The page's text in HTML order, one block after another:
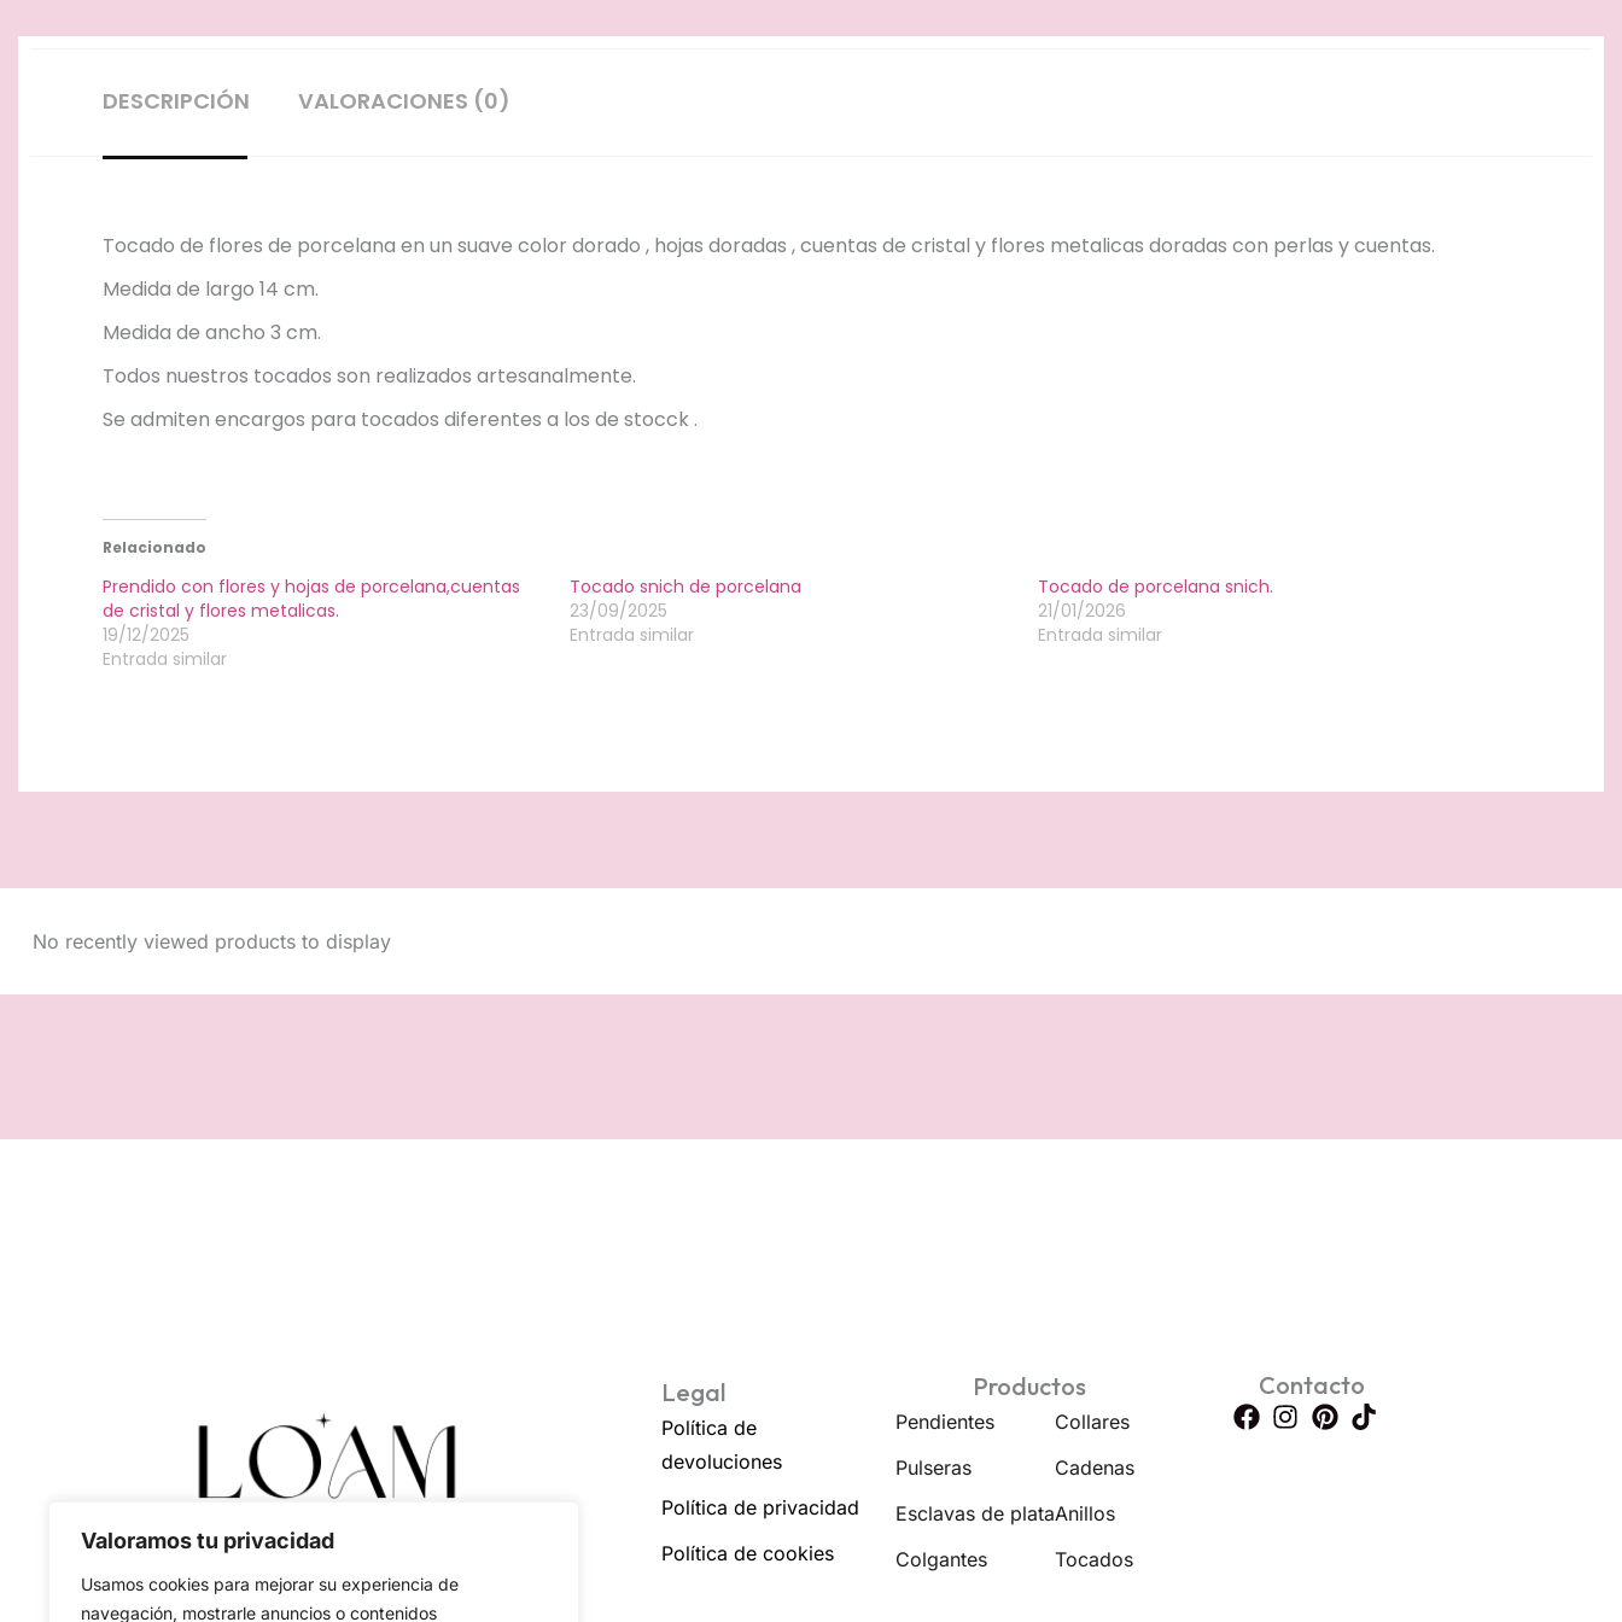
Valoramos tu privacidad
Usamos cookies para mejorar su experiencia de
navegación, mostrarle anuncios o contenidos
DESCRIPCIÓN VALORACIONES (0)
Tocado de flores de porcelana en un suave color dorado , hojas doradas , cuentas de cristal y flores metalicas doradas con perlas y cuentas.
Medida de largo 14 cm.
Medida de ancho 3 cm.
Todos nuestros tocados son realizados artesanalmente.
Se admiten encargos para tocados diferentes a los de stocck .
Relacionado
Prendido con flores y hojas de porcelana,cuentas
de cristal y flores metalicas.
19/12/2025
Entrada similar
Tocado snich de porcelana
23/09/2025
Entrada similar
Tocado de porcelana snich.
21/01/2026
Entrada similar
No recently viewed products to display
Legal
Política de
devoluciones
Política de privacidad
Política de cookies
Productos
Pendientes
Pulseras
Esclavas de plata
Colgantes
Collares
Cadenas
Anillos
Tocados
Contacto